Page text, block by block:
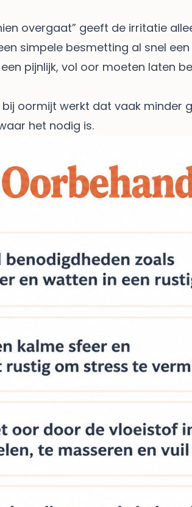
overgaat” geeft de irritatie
simpele besmetting al snel
pijnlijk, vol oor moeten laten
oormijt werkt dat vaak
het nodig is.